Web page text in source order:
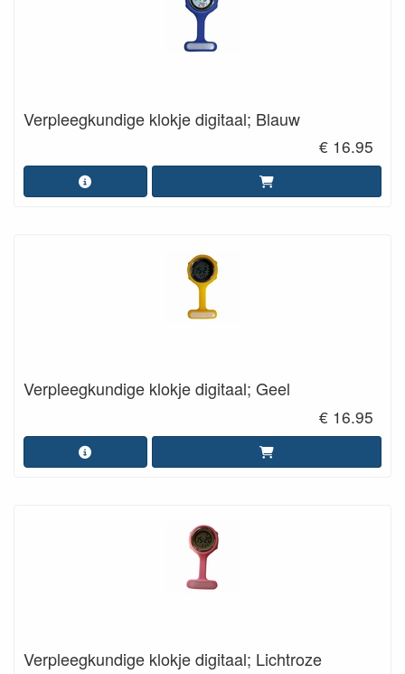
Verpleegkundige klokje digitaal; Blauw
€ 16.95
Verpleegkundige klokje digitaal; Geel
€ 16.95
Verpleegkundige klokje digitaal; Lichtroze